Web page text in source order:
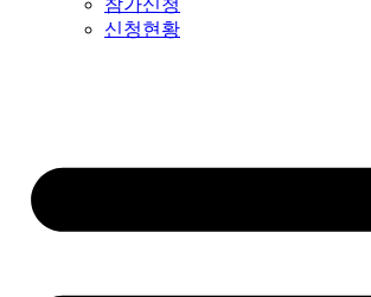
신청현황